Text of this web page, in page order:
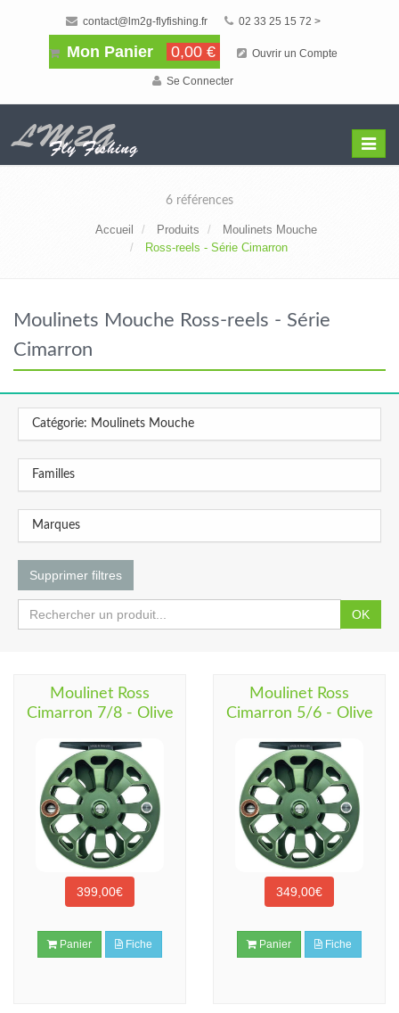
contact@lm2g-flyfishing.fr 02 33 25 15 72 >
Mon Panier 0,00 € Ouvrir un Compte
Se Connecter
Menu
6 références
Accueil Produits
Moulinets Mouche
Ross-reels - Série Cimarron
Moulinets Mouche Ross-reels - Série
Cimarron
Catégorie: Moulinets Mouche
Familles
Marques
Supprimer filtres
OK
Moulinet Ross
Cimarron 7/8 - Olive
399,00€
Panier Fiche
Moulinet Ross
Cimarron 5/6 - Olive
349,00€
Panier Fiche